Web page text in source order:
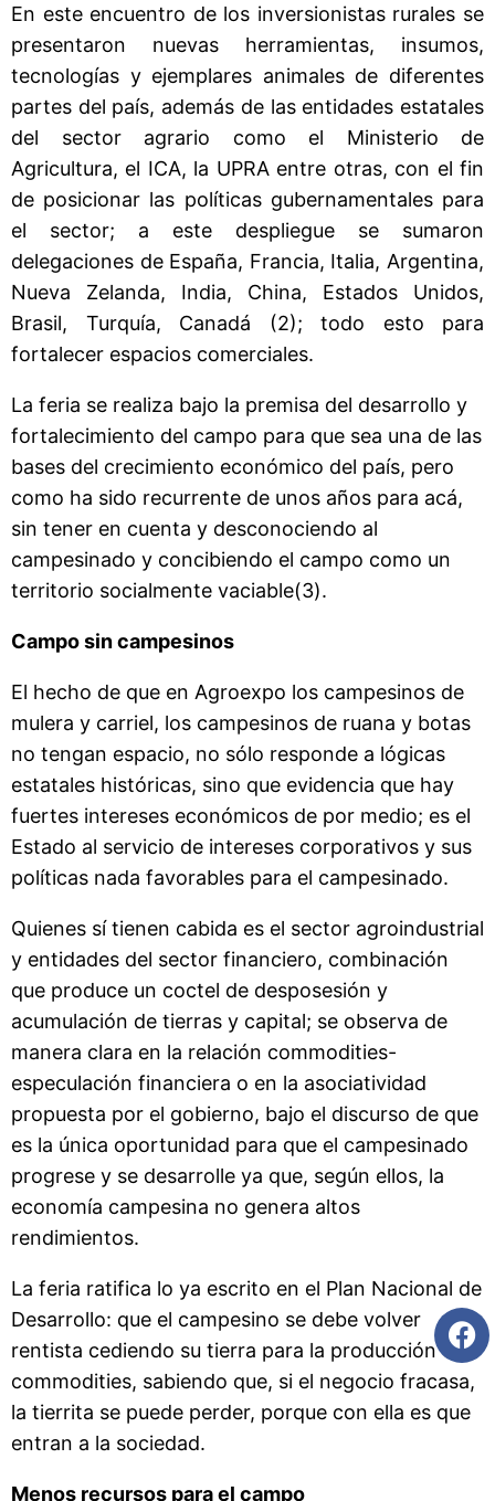
En este encuentro de los inversionistas rurales se
presentaron nuevas herramientas, insumos,
tecnologías y ejemplares animales de diferentes
partes del país, además de las entidades estatales
del sector agrario como el Ministerio de
Agricultura, el ICA, la UPRA entre otras, con el fin
de posicionar las políticas gubernamentales para
el sector; a este despliegue se sumaron
delegaciones de España, Francia, Italia, Argentina,
Nueva Zelanda, India, China, Estados Unidos,
Brasil, Turquía, Canadá (2); todo esto para
fortalecer espacios comerciales.
La feria se realiza bajo la premisa del desarrollo y
fortalecimiento del campo para que sea una de las
bases del crecimiento económico del país, pero
como ha sido recurrente de unos años para acá,
sin tener en cuenta y desconociendo al
campesinado y concibiendo el campo como un
territorio socialmente vaciable(3).
Campo sin campesinos
El hecho de que en Agroexpo los campesinos de
mulera y carriel, los campesinos de ruana y botas
no tengan espacio, no sólo responde a lógicas
estatales históricas, sino que evidencia que hay
fuertes intereses económicos de por medio; es el
Estado al servicio de intereses corporativos y sus
políticas nada favorables para el campesinado.
Quienes sí tienen cabida es el sector agroindustrial
y entidades del sector financiero, combinación
que produce un coctel de desposesión y
acumulación de tierras y capital; se observa de
manera clara en la relación commodities-
especulación financiera o en la asociatividad
propuesta por el gobierno, bajo el discurso de que
es la única oportunidad para que el campesinado
progrese y se desarrolle ya que, según ellos, la
economía campesina no genera altos
rendimientos.
La feria ratifica lo ya escrito en el Plan Nacional de
Desarrollo: que el campesino se debe volver
rentista cediendo su tierra para la producción de
commodities, sabiendo que, si el negocio fracasa,
la tierrita se puede perder, porque con ella es que
entran a la sociedad.
Menos recursos para el campo